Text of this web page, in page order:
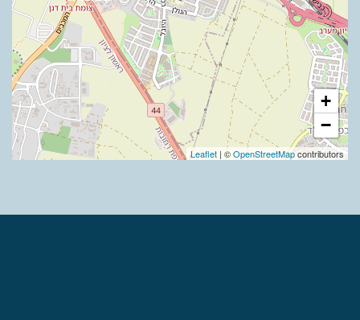
+
−
Leaflet | ©OpenStreetMapcontributors